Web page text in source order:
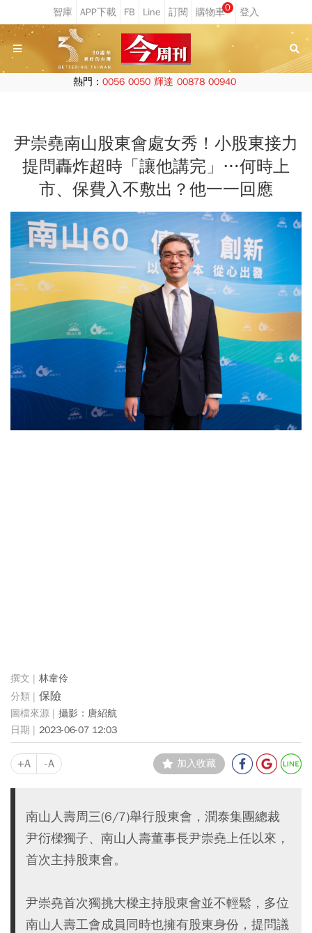
0
熱門： 0056 0050 輝達 00878 00940
尹崇堯南山股東會處女秀！小股東接力
提問轟炸超時「讓他講完」…何時上
市、保費入不敷出？他一一回應
林韋伶
保險
攝影：唐紹航
2023-06-07 12:03
+A -A 加入收藏
南山人壽周三(6/7)舉行股東會，潤泰集團總裁
尹衍樑獨子、南山人壽董事長尹崇堯上任以來，
首次主持股東會。
尹崇堯首次獨挑大樑主持股東會並不輕鬆，多位
南山人壽工會成員同時也擁有股東身份，提問議